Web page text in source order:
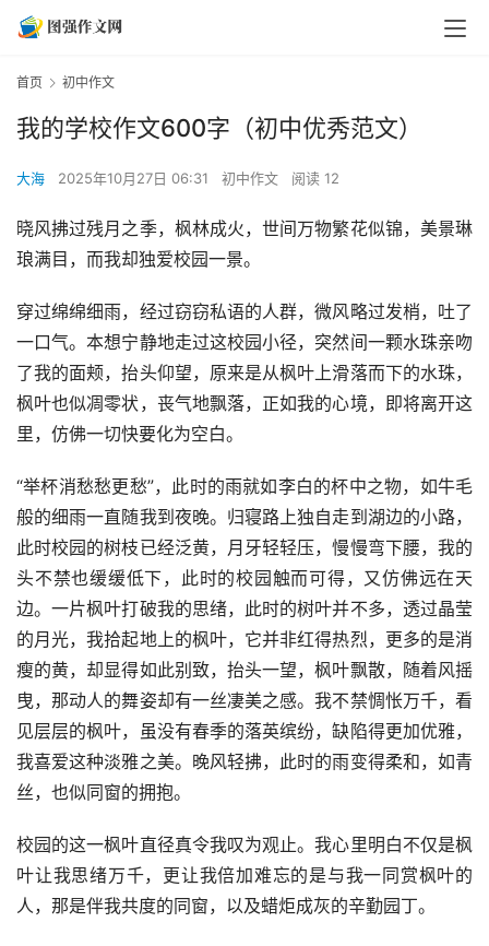
首页 初中作文
我的学校作文600字（初中优秀范文）
大海 2025年10月27日 06:31 初中作文 阅读 12
晓风拂过残月之季，枫林成火，世间万物繁花似锦，美景琳
琅满目，而我却独爱校园一景。
穿过绵绵细雨，经过窃窃私语的人群，微风略过发梢，吐了
一口气。本想宁静地走过这校园小径，突然间一颗水珠亲吻
了我的面颊，抬头仰望，原来是从枫叶上滑落而下的水珠，
枫叶也似凋零状，丧气地飘落，正如我的心境，即将离开这
里，仿佛一切快要化为空白。
“举杯消愁愁更愁”，此时的雨就如李白的杯中之物，如牛毛
般的细雨一直随我到夜晚。归寝路上独自走到湖边的小路，
此时校园的树枝已经泛黄，月牙轻轻压，慢慢弯下腰，我的
头不禁也缓缓低下，此时的校园触而可得，又仿佛远在天
边。一片枫叶打破我的思绪，此时的树叶并不多，透过晶莹
的月光，我拾起地上的枫叶，它并非红得热烈，更多的是消
瘦的黄，却显得如此别致，抬头一望，枫叶飘散，随着风摇
曳，那动人的舞姿却有一丝凄美之感。我不禁惆怅万千，看
见层层的枫叶，虽没有春季的落英缤纷，缺陷得更加优雅，
我喜爱这种淡雅之美。晚风轻拂，此时的雨变得柔和，如青
丝，也似同窗的拥抱。
校园的这一枫叶直径真令我叹为观止。我心里明白不仅是枫
叶让我思绪万千，更让我倍加难忘的是与我一同赏枫叶的
人，那是伴我共度的同窗，以及蜡炬成灰的辛勤园丁。